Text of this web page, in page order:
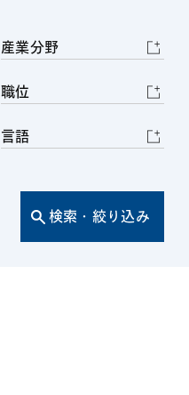
産業分野
職位
言語
検索・絞り込み